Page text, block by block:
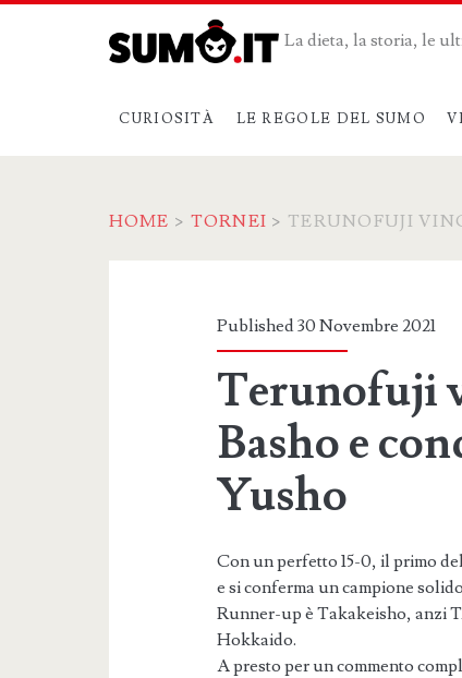
La dieta, la storia, le
CURIOSITÀ LE REGOLE DEL SUMO
HOME > TORNEI > TERUNOFUJI
Published 30 Novembre 2021
Terunofuji
Basho e
Yusho
Con un perfetto 15-0, il primo
e si conferma un campione
Runner-up è Takakeisho, anzi
Hokkaido.
A presto per un commento